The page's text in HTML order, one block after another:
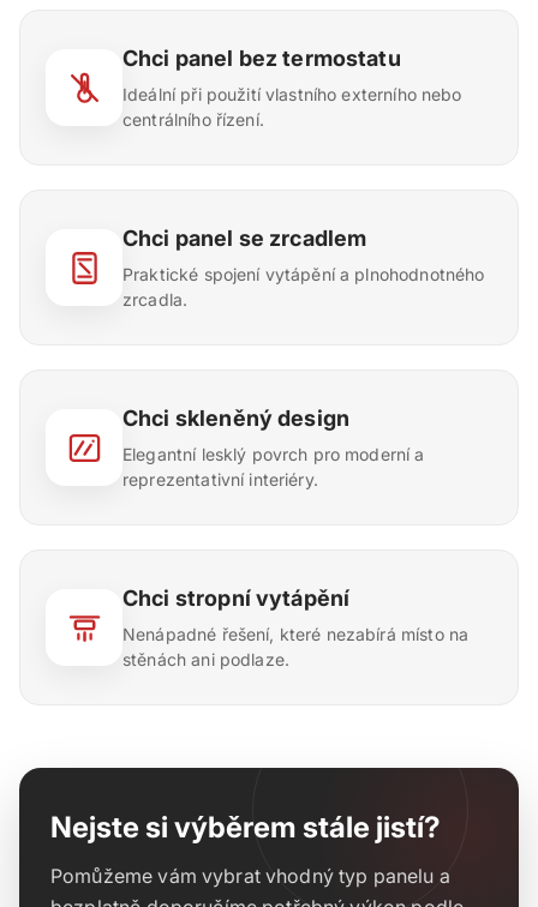
Chci panel bez termostatu
Ideální při použití vlastního externího nebo
centrálního řízení.
Chci panel se zrcadlem
Praktické spojení vytápění a plnohodnotného
zrcadla.
Chci skleněný design
Elegantní lesklý povrch pro moderní a
reprezentativní interiéry.
Chci stropní vytápění
Nenápadné řešení, které nezabírá místo na
stěnách ani podlaze.
Nejste si výběrem stále jistí?
Pomůžeme vám vybrat vhodný typ panelu a